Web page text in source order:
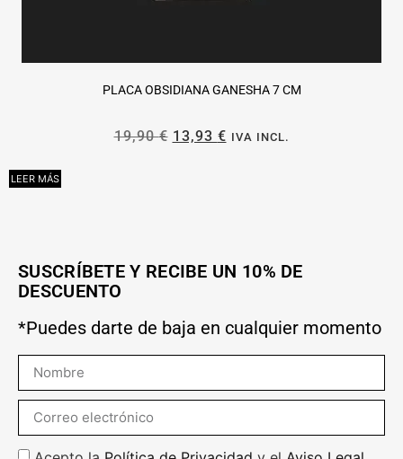
PLACA OBSIDIANA GANESHA 7 CM
19,90€ 13,93 € IVA INCL.
LEER MÁS
SUSCRÍBETE Y RECIBE UN 10% DE
DESCUENTO
*Puedes darte de baja en cualquier momento